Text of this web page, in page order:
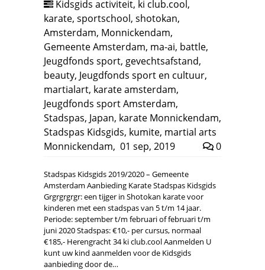
Kidsgids activiteit, ki club.cool,
karate, sportschool, shotokan,
Amsterdam, Monnickendam,
Gemeente Amsterdam, ma-ai, battle,
Jeugdfonds sport, gevechtsafstand,
beauty, Jeugdfonds sport en cultuur,
martialart, karate amsterdam,
Jeugdfonds sport Amsterdam,
Stadspas, Japan, karate Monnickendam,
Stadspas Kidsgids, kumite, martial arts
Monnickendam, 01 sep, 2019 0
Stadspas Kidsgids 2019/2020 – Gemeente
Amsterdam Aanbieding Karate Stadspas Kidsgids
Grgrgrgrgr: een tijger in Shotokan karate voor
kinderen met een stadspas van 5 t/m 14 jaar.
Periode: september t/m februari of februari t/m
juni 2020 Stadspas: €10,- per cursus, normaal
€185,- Herengracht 34 ki club.cool Aanmelden U
kunt uw kind aanmelden voor de Kidsgids
aanbieding door de…